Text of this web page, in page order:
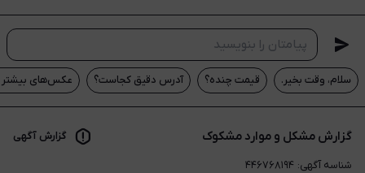
سلام، وقت بخیر. قیمت چنده؟ آدرس دقیق کجاست؟ عکس‌های بیشتر
گزارش مشکل و موارد مشکوک گزارش آگهی
شناسه آگهی: ۴۴۶۷۶۸۱۹۴